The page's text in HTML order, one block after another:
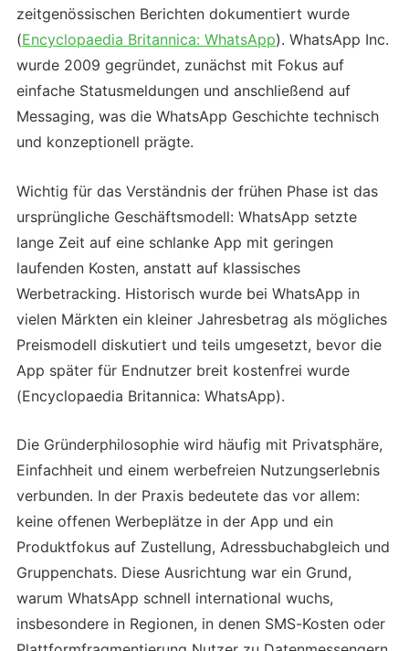
zeitgenössischen Berichten dokumentiert wurde
(Encyclopaedia Britannica: WhatsApp). WhatsApp Inc.
wurde 2009 gegründet, zunächst mit Fokus auf
einfache Statusmeldungen und anschließend auf
Messaging, was die WhatsApp Geschichte technisch
und konzeptionell prägte.
Wichtig für das Verständnis der frühen Phase ist das
ursprüngliche Geschäftsmodell: WhatsApp setzte
lange Zeit auf eine schlanke App mit geringen
laufenden Kosten, anstatt auf klassisches
Werbetracking. Historisch wurde bei WhatsApp in
vielen Märkten ein kleiner Jahresbetrag als mögliches
Preismodell diskutiert und teils umgesetzt, bevor die
App später für Endnutzer breit kostenfrei wurde
(Encyclopaedia Britannica: WhatsApp).
Die Gründerphilosophie wird häufig mit Privatsphäre,
Einfachheit und einem werbefreien Nutzungserlebnis
verbunden. In der Praxis bedeutete das vor allem:
keine offenen Werbeplätze in der App und ein
Produktfokus auf Zustellung, Adressbuchabgleich und
Gruppenchats. Diese Ausrichtung war ein Grund,
warum WhatsApp schnell international wuchs,
insbesondere in Regionen, in denen SMS-Kosten oder